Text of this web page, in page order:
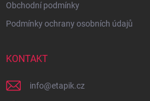
Obchodní podmínky
Podmínky ochrany osobních údajů
KONTAKT
info@etapik.cz